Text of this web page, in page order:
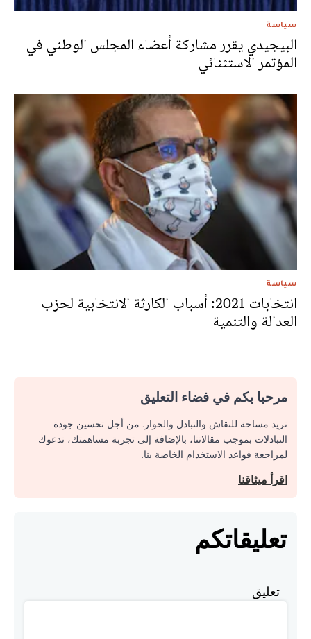
سياسة
البيجيدي يقرر مشاركة أعضاء المجلس الوطني في
المؤتمر الاستثنائي
سياسة
انتخابات 2021: أسباب الكارثة الانتخابية لحزب
العدالة والتنمية
مرحبا بكم في فضاء التعليق
نريد مساحة للنقاش والتبادل والحوار. من أجل تحسين جودة
التبادلات بموجب مقالاتنا، بالإضافة إلى تجربة مساهمتك، ندعوك
لمراجعة قواعد الاستخدام الخاصة بنا.
اقرأ ميثاقنا
تعليقاتكم
تعليق